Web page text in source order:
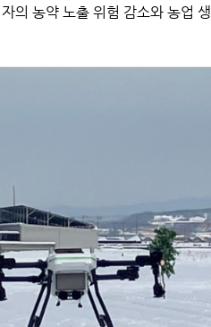
의 농약 노출 위험 감소와 농업